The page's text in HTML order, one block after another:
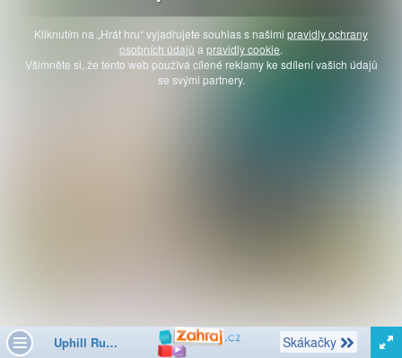
Kliknutím na „Hrát hru“ vyjadřujete souhlas s našimi pravidly ochrany
osobních údajů a pravidly cookie
Všimněte si, že tento web používá cílené reklamy ke sdílení vašich údajů
se svými partnery.
Toggle
Uphill Rush 2 Další
Skákačky